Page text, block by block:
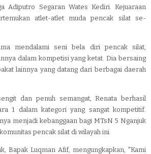
Adiputro Segaran Wates Kediri. Kejuaraan
atlet-atlet muda pencak silat se-
mendalami seni bela diri pencak silat,
dalam kompetisi yang ketat. Dia bersaing
lainnya yang datang dari berbagai daerah
dan penuh semangat, Renata berhasil
1 dalam kategori yang sangat kompetitif.
menjadi kebanggaan bagi MTsN 5 Nganjuk
pencak silat di wilayah ini.
Bapak Luqman Afif, mengungkapkan, "Kami